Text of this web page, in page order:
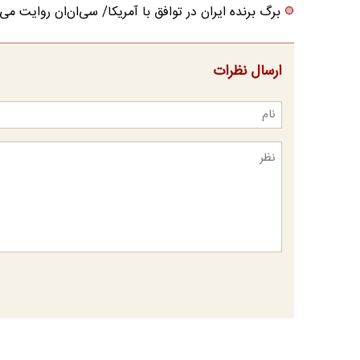
برگ برنده ایران در توافق با آمریکا/ سی‌ان‌ان روایت
ارسال نظرات